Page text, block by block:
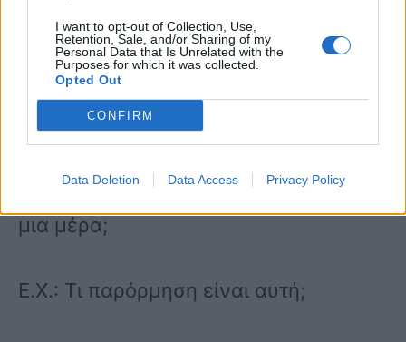
I want to opt-out of Collection, Use,
Retention, Sale, and/or Sharing of my
Personal Data that Is Unrelated with the
Purposes for which it was collected.
Opted Out
CONFIRM
Data Deletion Data Access Privacy Policy
Ε.Μ.: Μπορεί να μιλάγανε μαζί του
δυο χρόνια και τώρα να τους
προέκυψε και οι άνθρωποι να
χάρηκαν.
Δ.ΟΥ.: Δεν μπορούν να περιμένουν
μια μέρα;
Ε.Χ.: Τι παρόρμηση είναι αυτή;